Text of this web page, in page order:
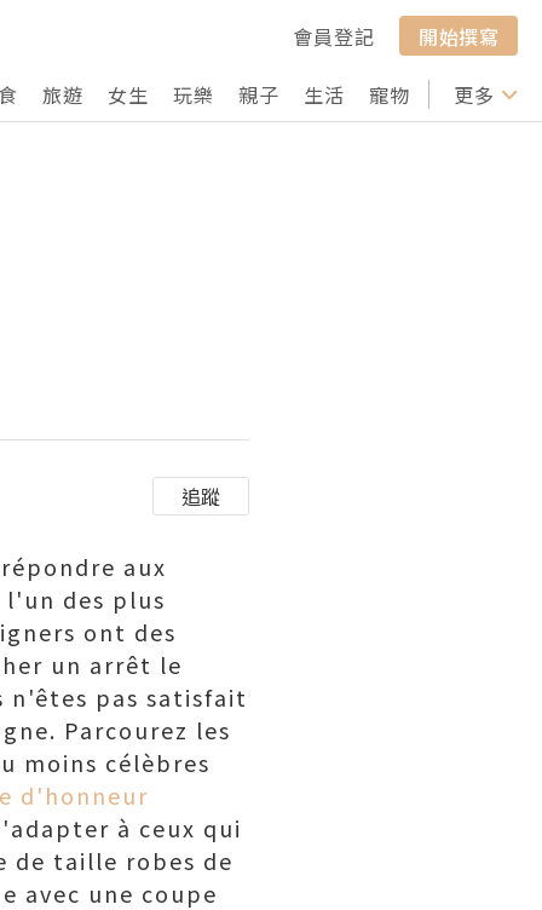
會員登記
開始撰寫
旅遊 女生 玩樂 親子 生活 寵物 行山 打卡
更多
追蹤
aux
des plus
ont des
un arrêt le
n'êtes pas satisfait
Parcourez les
moins célèbres
d'honneur
à ceux qui
de taille robes de
avec une coupe